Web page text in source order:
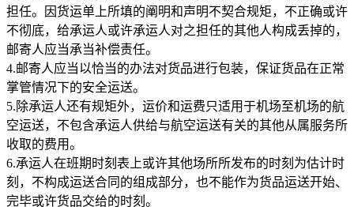
担任。因货运单上所填的阐明和声明不契合规矩，不正确或许
不彻底，给承运人或许承运人对之担任的其他人构成丢掉的，
邮寄人应当承当补偿责任。
4.邮寄人应当以恰当的办法对货品进行包装，保证货品在正常
掌管情况下的安全运送。
5.除承运人还有规矩外，运价和运费只适用于机场至机场的航
空运送，不包含承运人供给与航空运送有关的其他从属服务所
收取的费用。
6.承运人在班期时刻表上或许其他场所所发布的时刻为估计时
刻，不构成运送合同的组成部分，也不能作为货品运送开始、
完毕或许货品交给的时刻。